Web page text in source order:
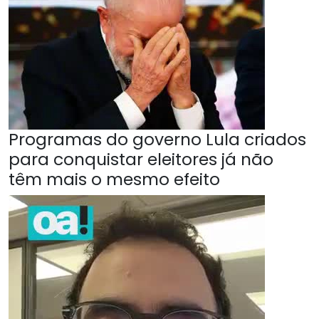
Programas do governo Lula criados
para conquistar eleitores já não
têm mais o mesmo efeito